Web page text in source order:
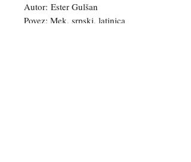
Autor: Ester Gulšan
Povez: Mek, srpski, latinica